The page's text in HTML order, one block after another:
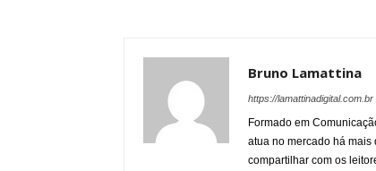
Bruno Lamattina
https://lamattinadigital.com.br
Formado em
atua no mercado há
compartilhar com os